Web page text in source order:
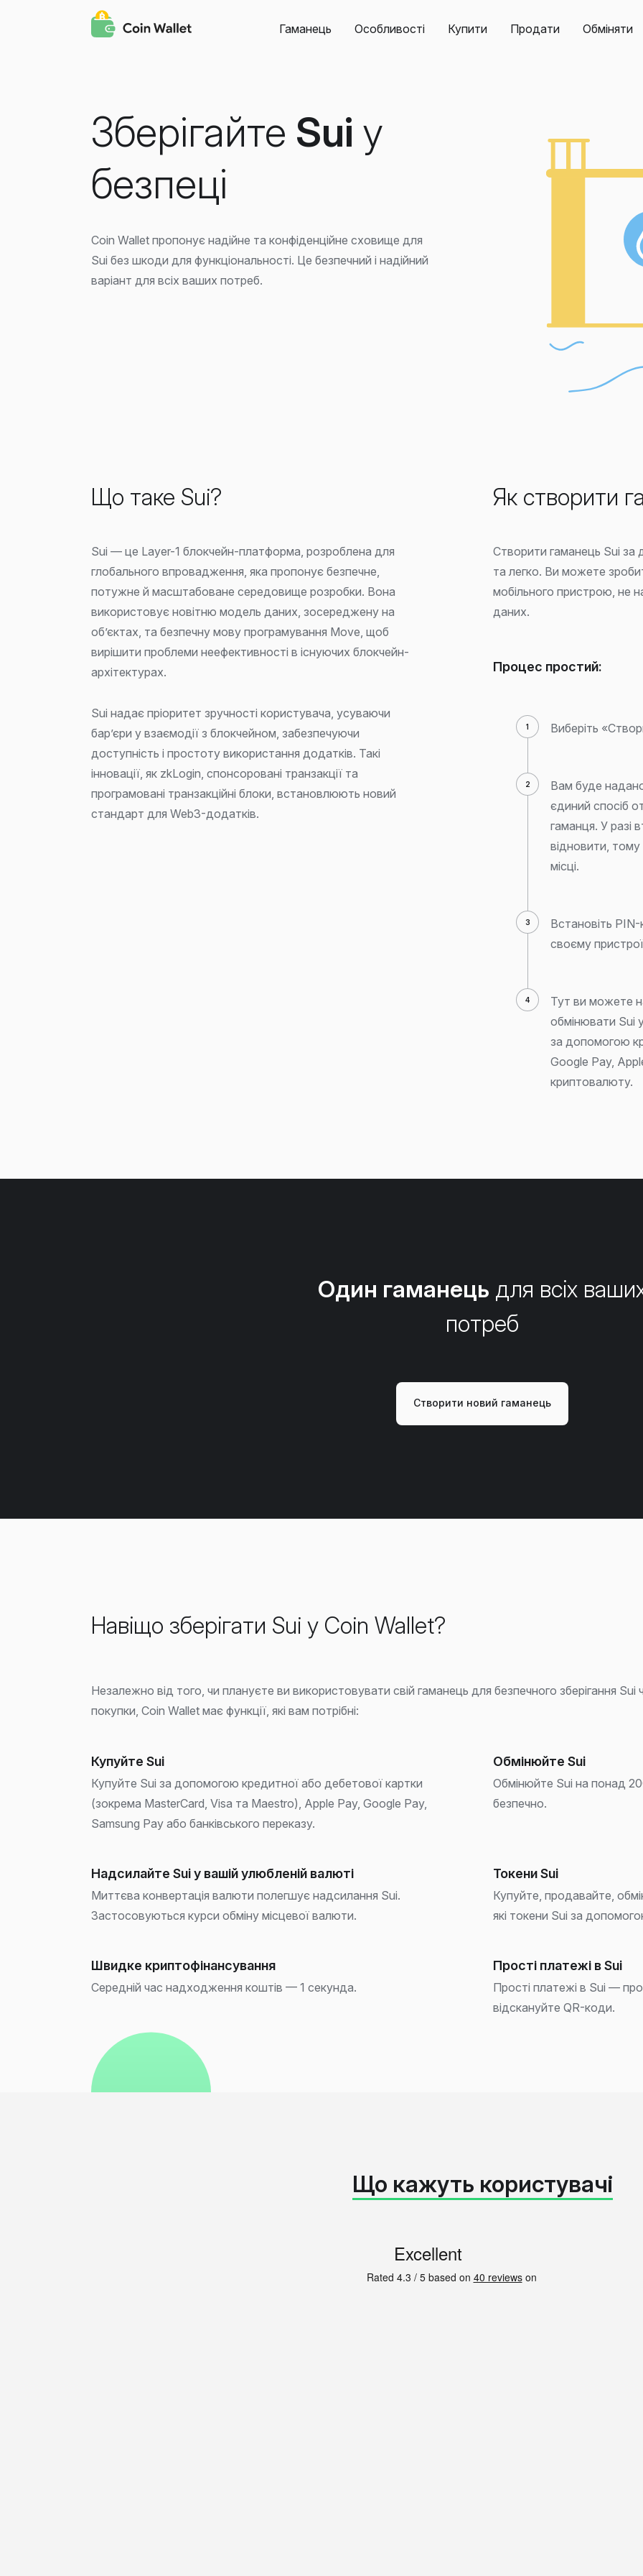
Гаманець Особливості Купити Продати Обміняти
Зберігайте Sui у
безпеці
Coin Wallet пропонує надійне та конфіденційне сховище для
Sui без шкоди для функціональності. Це безпечний і надійний
варіант для всіх ваших потреб.
Що таке Sui?
Sui — це Layer-1 блокчейн-платформа, розроблена для
глобального впровадження, яка пропонує безпечне,
потужне й масштабоване середовище розробки. Вона
використовує новітню модель даних, зосереджену на
об’єктах, та безпечну мову програмування Move, щоб
вирішити проблеми неефективності в існуючих блокчейн-
архітектурах.
Sui надає пріоритет зручності користувача, усуваючи
бар’єри у взаємодії з блокчейном, забезпечуючи
доступність і простоту використання додатків. Такі
інновації, як zkLogin, спонсоровані транзакції та
програмовані транзакційні блоки, встановлюють новий
стандарт для Web3-додатків.
Як створити
Створити гаманець Sui
та легко. Ви можете
мобільного пристрою, не
даних.
Процес простий:
Виберіть
Вам буде
єдиний спосіб
гаманця. У разі
відновити, тому
місці.
Встановіть
своєму
Тут ви можете
обмінювати Sui
за допомогою
Google Pay,
криптовалюту.
Один гаманець для всіх
потреб
Створити новий гаманець
Навіщо зберігати Sui у Coin Wallet?
Незалежно від того, чи плануєте ви використовувати свій гаманець для безпечного зберігання
покупки, Coin Wallet має функції, які вам потрібні:
Купуйте Sui
Купуйте Sui за допомогою кредитної або дебетової картки
(зокрема MasterCard, Visa та Maestro), Apple Pay, Google Pay,
Samsung Pay або банківського переказу.
Обмінюйте Sui
Обмінюйте Sui на понад
безпечно.
Надсилайте Sui у вашій улюбленій валюті
Миттєва конвертація валюти полегшує надсилання Sui.
Застосовуються курси обміну місцевої валюти.
Токени Sui
Купуйте, продавайте,
які токени Sui за
Швидке криптофінансування
Середній час надходження коштів — 1 секунда.
Прості платежі в Sui
Прості платежі в Sui —
відскануйте QR-коди.
Що кажуть користувачі